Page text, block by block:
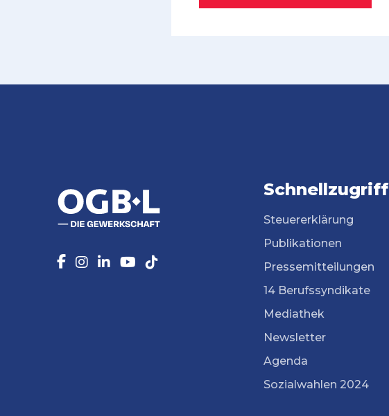
Schnellzugriff
Steuererklärung
Publikationen
Pressemitteilungen
14 Berufssyndikate
Mediathek
Newsletter
Agenda
Sozialwahlen 2024